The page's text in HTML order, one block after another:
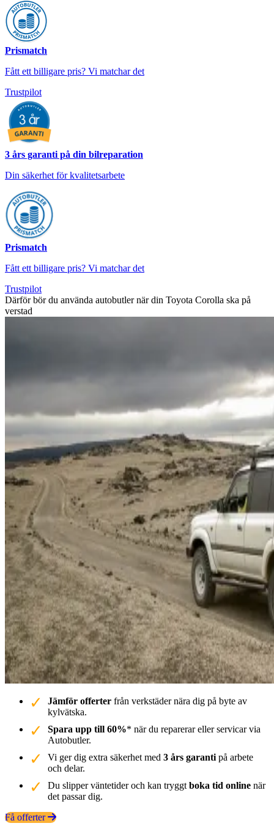
Prismatch
Fått ett billigare pris? Vi matchar det
Trustpilot
3 års garanti på din bilreparation
Din säkerhet för kvalitetsarbete
Prismatch
Fått ett billigare pris? Vi matchar det
Trustpilot
Därför bör du använda autobutler när din Toyota Corolla ska på
verstad
Jämför offerter från verkstäder nära dig på byte av
kylvätska.
Spara upp till 60%* när du reparerar eller servicar via
Autobutler.
Vi ger dig extra säkerhet med 3 års garanti på arbete
och delar.
Du slipper väntetider och kan tryggt boka tid online när
det passar dig.
Få offerter